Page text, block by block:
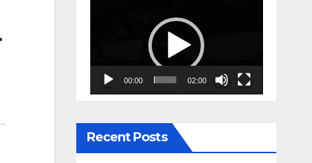
00:00 02:00
Recent Posts